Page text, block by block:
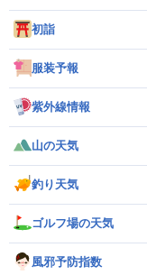
初詣
服装予報
紫外線情報
山の天気
釣り天気
ゴルフ場の天気
風邪予防指数